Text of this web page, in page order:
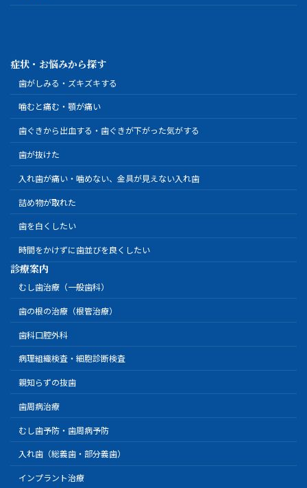
症状・お悩みから探す
歯がしみる・ズキズキする
噛むと痛む・顎が痛い
歯ぐきから出血する・歯ぐきが下がった気がする
歯が抜けた
入れ歯が痛い・噛めない、金具が見えない入れ歯
詰め物が取れた
歯を白くしたい
時間をかけずに歯並びを良くしたい
診療案内
むし歯治療（一般歯科）
歯の根の治療（根管治療）
歯科口腔外科
病理組織検査・細胞診断検査
親知らずの抜歯
歯周病治療
むし歯予防・歯周病予防
入れ歯（総義歯・部分義歯）
インプラント治療